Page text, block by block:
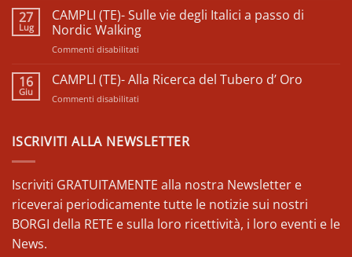
𝗖𝗼𝗺𝘂𝗻𝗶𝘁à
𝗱’𝗔𝗯𝗿𝘂𝘇𝘇𝗼
–
𝗘𝗱𝗶𝘇𝗶𝗼𝗻𝗲
(TE)-
Guidata
dei
27
Lug
CAMPLI (TE)- Sulle vie degli Italici a passo di
Nordic Walking
Commenti disabilitati
(TE)-
a
Nordic
16
Giu
CAMPLI (TE)- Alla Ricerca del Tubero d’ Oro
Commenti disabilitati
Alla
Tubero
d’
Oro
ISCRIVITI ALLA NEWSLETTER
Iscriviti GRATUITAMENTE alla nostra Newsletter e
riceverai periodicamente tutte le notizie sui nostri
BORGI della RETE e sulla loro ricettività, i loro eventi e le
News.